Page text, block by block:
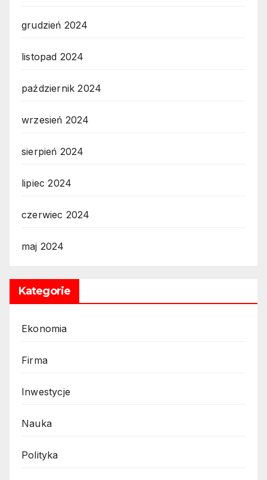
grudzień 2024
listopad 2024
październik 2024
wrzesień 2024
sierpień 2024
lipiec 2024
czerwiec 2024
maj 2024
Kategorie
Ekonomia
Firma
Inwestycje
Nauka
Polityka